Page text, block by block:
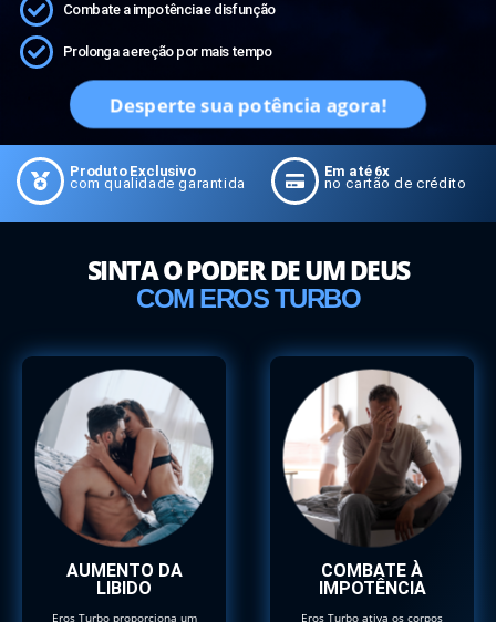
Combate a impotência e disfunção
Prolonga a ereção por mais tempo
Desperte sua potência agora!
Produto Exclusivo
com qualidade garantida
Em até 6x
no cartão de crédito
SINTA O PODER DE UM DEUS
COM EROS TURBO
AUMENTO DA
LIBIDO
Eros Turbo proporciona um
COMBATE À
IMPOTÊNCIA
Eros Turbo ativa os corpos